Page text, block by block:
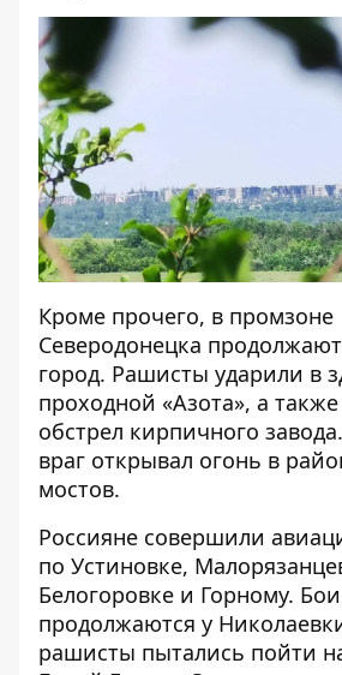
Кроме прочего, в промзоне
Северодонецка
город. Рашисты ударили в
проходной «Азота», а
обстрел кирпичного
враг открывал огонь в
мостов.
Россияне совершили
по Устиновке,
Белогоровке и Горному.
продолжаются у
рашисты пытались пойти